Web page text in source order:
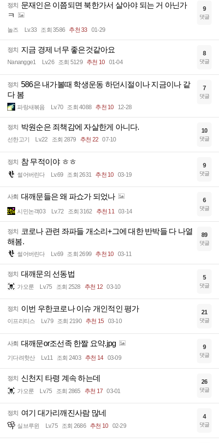
정치
문재인은 이쯤되면 북한가서 살아야 되는 거 아닌가
ㅋ
놀즈 Lv.33 조회 3586 추천 33 01-29
9
댓글
정치 지금 경제 너무 좋은것같아요
Nanangge1 Lv.26 조회 5129 추천 10 01-04
8
댓글
정치
586은 내가볼때 학생운동 하던시절이나 지금이나 같
다 봄
파랑새볶음 Lv.70 조회 4088 추천 10 12-28
7
댓글
정치 박원순은 죄책감에 자살한게 아니다.
선한고기 Lv.22 조회 2879 추천 22 07-10
10
댓글
정치 참 무적이야 ㅎㅎ
썰어버린다 Lv.69 조회 2631 추천 10 03-19
9
댓글
사회 대깨문들은 왜 파쇼가 되었나
시민논객03 Lv.72 조회 3162 추천 11 03-14
6
댓글
정치
코로나 관련 좌파들 개소리+그에 대한 반박들 다 나열
해봄.
썰어버린다 Lv.69 조회 2699 추천 10 03-11
89
댓글
정치 대깨문의 선동법
가오룬 Lv.75 조회 2528 추천 12 03-10
5
댓글
정치 이번 우한코로나 이슈 개인적인 평가
이프리티스 Lv.79 조회 2190 추천 15 03-10
21
댓글
사회 대깨문or조선족 한짤 요약.jpg
기다려핫산 Lv.11 조회 2403 추천 14 03-09
9
댓글
정치 신천지 타령 계속 하는데
가오룬 Lv.75 조회 2865 추천 17 03-01
26
댓글
정치 여기 대가리깨진사람 많네
실브루윈 Lv.75 조회 2686 추천 10 02-29
4
댓글